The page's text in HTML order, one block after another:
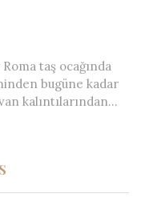
taş ocağında
bugüne kadar
kalıntılarından...